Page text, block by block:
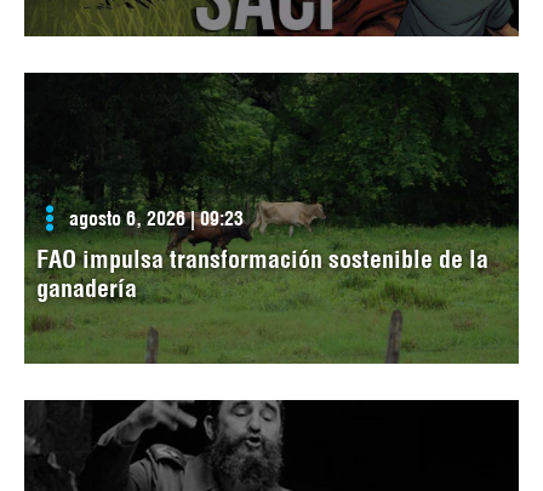
agosto 6, 2026 | 09:23
FAO impulsa transformación sostenible de la
ganadería